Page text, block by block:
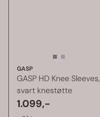
GASP
GASP HD Knee Sleeves,
svart knestøtte
1.099,-